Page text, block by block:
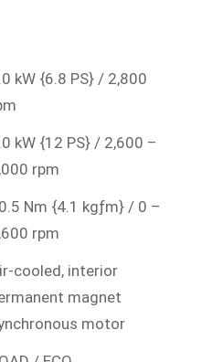
kW {6.8 PS} / 2,800
kW {12 PS} / 2,600 –
rpm
Nm {4.1 kgƒm} / 0 –
rpm
cooled, interior
magnet
motor